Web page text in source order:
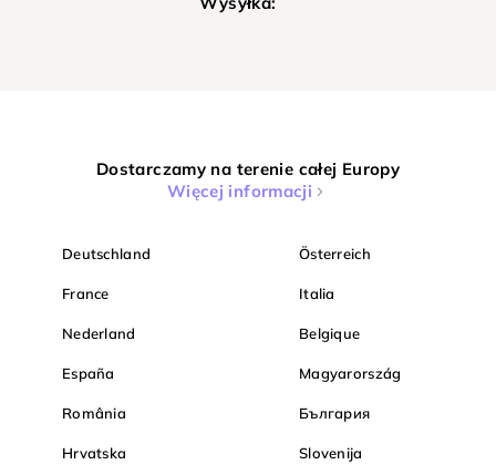
Dostarczamy na terenie całej Europy
Więcej informacji
Deutschland Österreich
France Italia
Nederland Belgique
España Magyarország
România България
Hrvatska Slovenija